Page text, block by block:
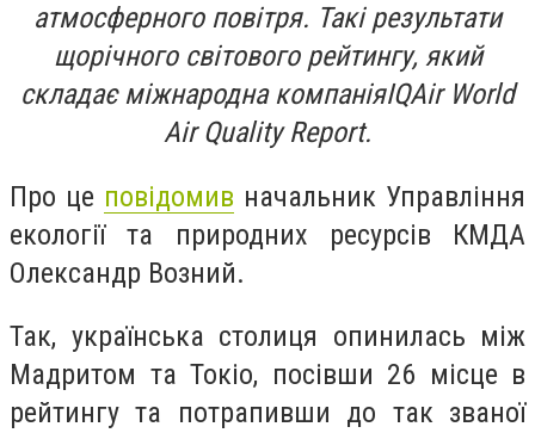
атмосферного повітря. Такі результати
щорічного світового рейтингу, який
складає міжнародна компаніяIQAir World
Air Quality Report.
Про це повідомив начальник Управління
екології та природних ресурсів КМДА
Олександр Возний.
Так, українська столиця опинилась між
Мадритом та Токіо, посівши 26 місце в
рейтингу та потрапивши до так званої